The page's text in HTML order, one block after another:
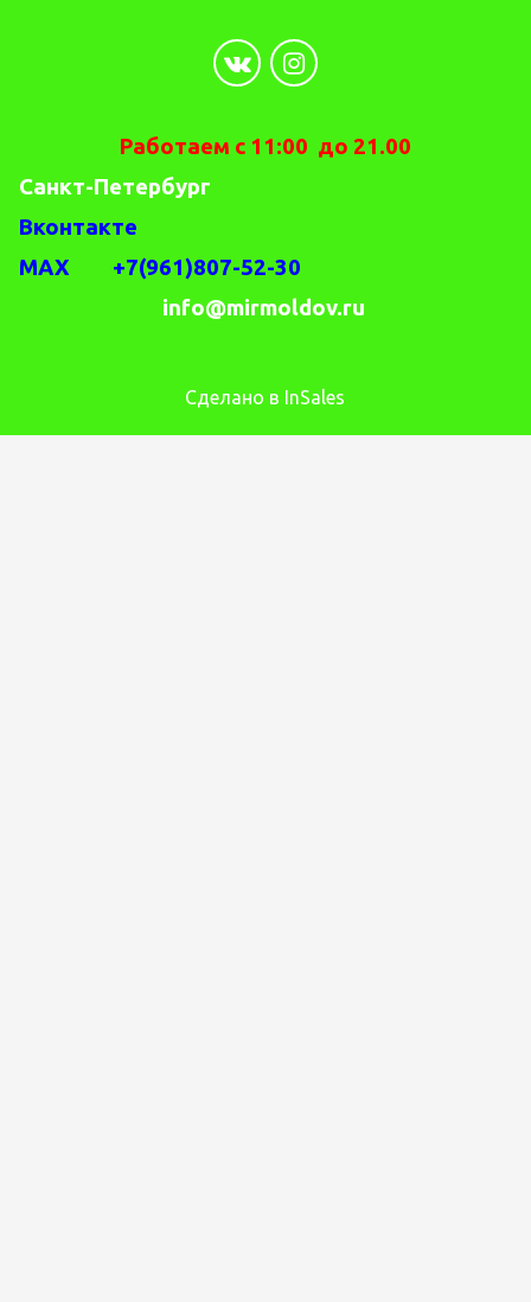
Работаем с 11:00 до 21.00
Санкт-Петербург
Вконтакте
MAX +7(961)807-52-30
info@mirmoldov.ru
Сделано в InSales